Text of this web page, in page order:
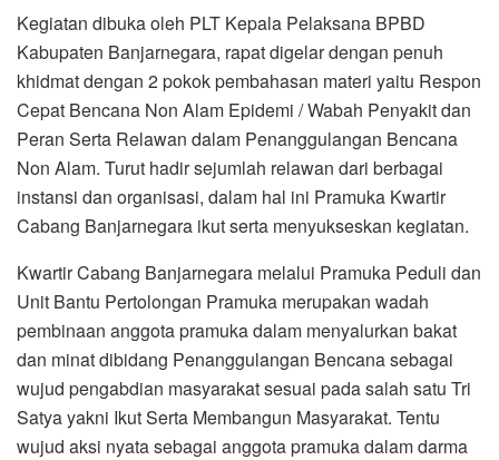
Kegiatan dibuka oleh PLT Kepala Pelaksana BPBD
Kabupaten Banjarnegara, rapat digelar dengan penuh
khidmat dengan 2 pokok pembahasan materi yaitu Respon
Cepat Bencana Non Alam Epidemi / Wabah Penyakit dan
Peran Serta Relawan dalam Penanggulangan Bencana
Non Alam. Turut hadir sejumlah relawan dari berbagai
instansi dan organisasi, dalam hal ini Pramuka Kwartir
Cabang Banjarnegara ikut serta menyukseskan kegiatan.
Kwartir Cabang Banjarnegara melalui Pramuka Peduli dan
Unit Bantu Pertolongan Pramuka merupakan wadah
pembinaan anggota pramuka dalam menyalurkan bakat
dan minat dibidang Penanggulangan Bencana sebagai
wujud pengabdian masyarakat sesuai pada salah satu Tri
Satya yakni Ikut Serta Membangun Masyarakat. Tentu
wujud aksi nyata sebagai anggota pramuka dalam darma